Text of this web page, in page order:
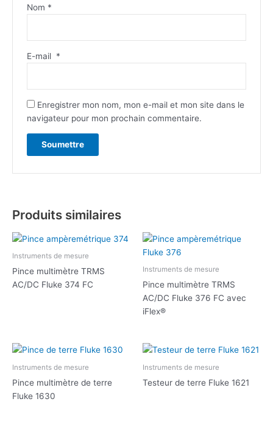
Nom *
E-mail *
Enregistrer mon nom, mon e-mail et mon site dans le
navigateur pour mon prochain commentaire.
Produits similaires
Instruments de mesure
Pince multimètre TRMS
AC/DC Fluke 374 FC
Instruments de mesure
Pince multimètre TRMS
AC/DC Fluke 376 FC avec
iFlex®
Instruments de mesure
Pince multimètre de terre
Fluke 1630
Instruments de mesure
Testeur de terre Fluke 1621